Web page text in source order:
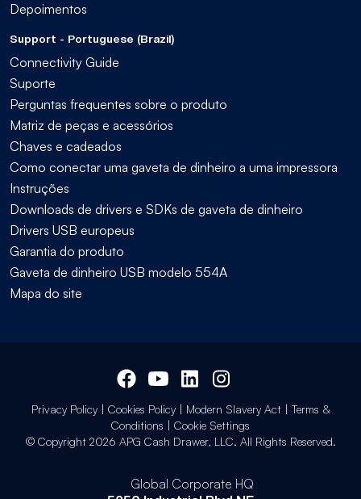
Depoimentos
Support - Portuguese (Brazil)
Connectivity Guide
Suporte
Perguntas frequentes sobre o produto
Matriz de peças e acessórios
Chaves e cadeados
Como conectar uma gaveta de dinheiro a uma impressora
Instruções
Downloads de drivers e SDKs de gaveta de dinheiro
Drivers USB europeus
Garantia do produto
Gaveta de dinheiro USB modelo 554A
Mapa do site
Privacy Policy| Cookies Policy| Modern Slavery Act| Terms &
Conditions | Cookie Settings
© Copyright 2026 APG Cash Drawer, LLC. All Rights Reserved.
Global Corporate HQ